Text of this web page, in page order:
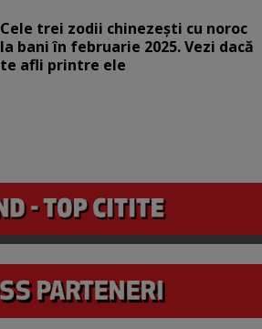
Cele trei zodii chinezești cu noroc
la bani în februarie 2025. Vezi dacă
te afli printre ele